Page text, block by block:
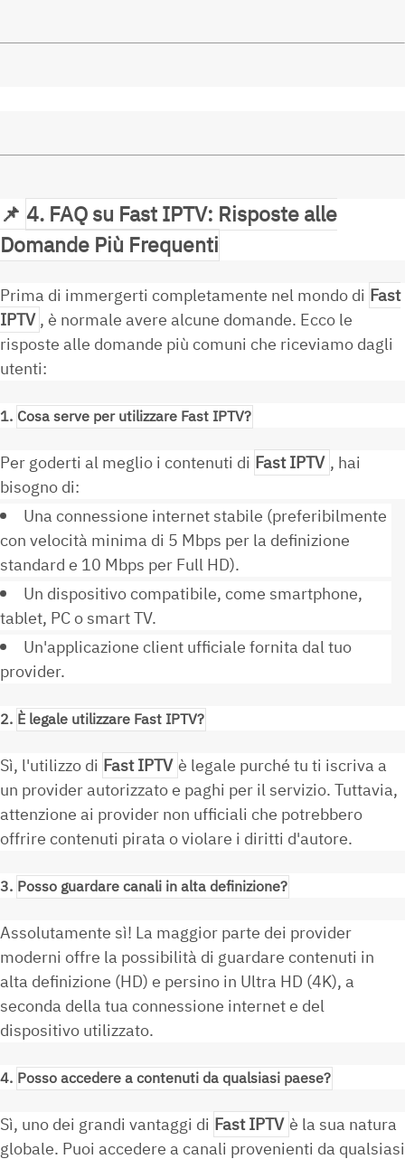
📌 4. FAQ su Fast IPTV: Risposte alle
Domande Più Frequenti
Prima di immergerti completamente nel mondo di Fast
IPTV, è normale avere alcune domande. Ecco le
risposte alle domande più comuni che riceviamo dagli
utenti:
1. Cosa serve per utilizzare Fast IPTV?
Per goderti al meglio i contenuti di Fast IPTV , hai
bisogno di:
Una connessione internet stabile (preferibilmente
con velocità minima di 5 Mbps per la definizione
standard e 10 Mbps per Full HD).
Un dispositivo compatibile, come smartphone,
tablet, PC o smart TV.
Un'applicazione client ufficiale fornita dal tuo
provider.
2. È legale utilizzare Fast IPTV?
Sì, l'utilizzo di Fast IPTVè legale purché tu ti iscriva a
un provider autorizzato e paghi per il servizio. Tuttavia,
attenzione ai provider non ufficiali che potrebbero
offrire contenuti pirata o violare i diritti d'autore.
3. Posso guardare canali in alta definizione?
Assolutamente sì! La maggior parte dei provider
moderni offre la possibilità di guardare contenuti in
alta definizione (HD) e persino in Ultra HD (4K), a
seconda della tua connessione internet e del
dispositivo utilizzato.
4. Posso accedere a contenuti da qualsiasi paese?
Sì, uno dei grandi vantaggi di Fast IPTVè la sua natura
globale. Puoi accedere a canali provenienti da qualsiasi